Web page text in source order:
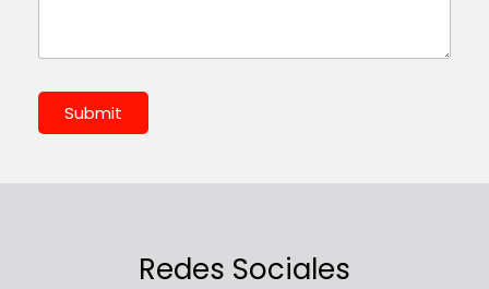
Submit
Redes Sociales